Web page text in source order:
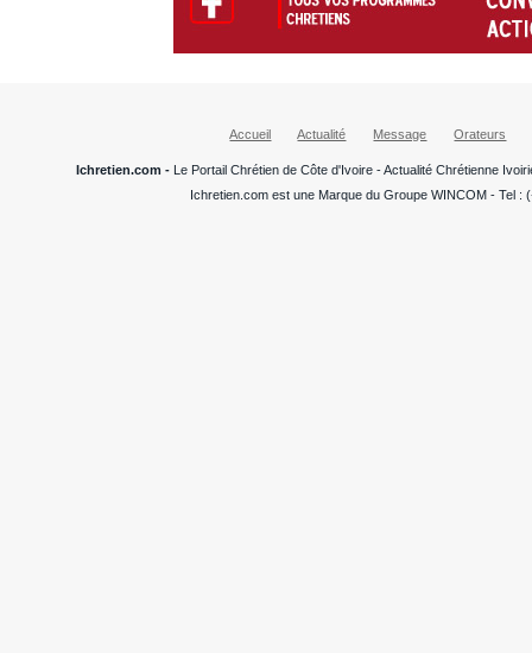
Accueil Actualité Message Orateurs
Ichretien.com - Le Portail Chrétien de Côte d'Ivoire - Actualité Chrétienne
Ichretien.com est une Marque du Groupe WINCOM - Tel :